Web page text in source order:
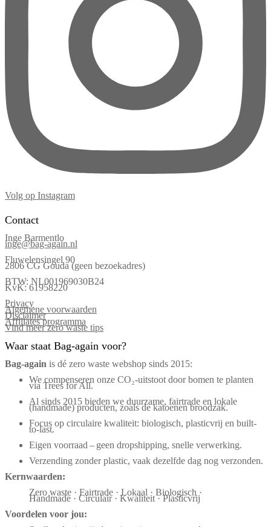
Volg op Instagram
Contact
Inge Barmentlo
inge@bag-again.nl
Fluwelensingel 90
2806 CG Gouda (geen bezoekadres)
BTW: NL001969030B24
KvK: 61958220
Privacy
Algemene voorwaarden
Disclaimer
Affiliates programma
Vind meer zero waste tips
Waar staat Bag-again voor?
Bag‑again is dé zero waste webshop sinds 2015:
We compenseren onze CO₂-uitstoot door bomen te planten
via Trees for All.
Al sinds 2015 bieden we duurzame, fairtrade en lokale
(handmade) producten, zoals de katoenen broodzak.
Focus op circulaire kwaliteit: biologisch, plasticvrij en built-
to-last.
Eigen voorraad – geen dropshipping, snelle verwerking.
Verzending zonder plastic, vaak dezelfde dag nog verzonden.
Kernwaarden:
Zero waste · Fairtrade · Lokaal · Biologisch ·
Handmade · Circulair · Kwaliteit · Plasticvrij
Voordelen voor jou: